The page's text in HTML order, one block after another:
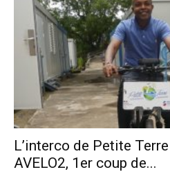
L’interco de Petite
AVELO2, 1er coup de...